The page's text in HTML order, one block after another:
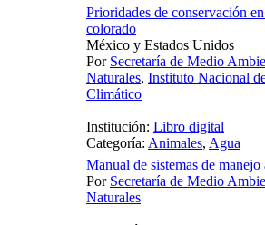
Prioridades de conservación
colorado
México y Estados Unidos
Por Secretaría de Medio
Naturales, Instituto Nacional
Climático
Institución: Libro digital
Categoría: Animales, Agua
Manual de sistemas de manejo
Por Secretaría de Medio
Naturales